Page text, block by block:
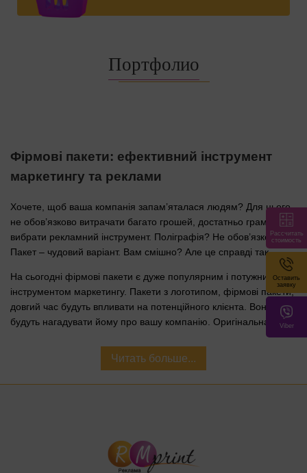
Портфолио
Фірмові пакети: ефективний інструмент
маркетингу та реклами
Хочете, щоб ваша компанія запам’яталася людям? Для цього
не обов’язково витрачати багато грошей, достатньо грамотно
вибрати рекламний інструмент. Поліграфія? Не обов’язково!
Пакет – чудовий варіант. Вам смішно? Але це справді так.
На сьогодні фірмові пакети є дуже популярним і потужним
інструментом маркетингу. Пакети з логотипом, фірмові пакети,
довгий час будуть впливати на потенційного клієнта. Вони
будуть нагадувати йому про вашу компанію. Оригінальна
упаковка здатна не лише підвищити продажі, а й зробити
марку, бренд, організацію більш впізнаваними, ефектно
спосіб упаковки подарунків, сувенірів та рекламної продукції.
Вони є екологічно чистими і виглядають презентабельно. Щоб
Читать больше...
Рассчитать
стоимость
Оставить
заявку
Viber